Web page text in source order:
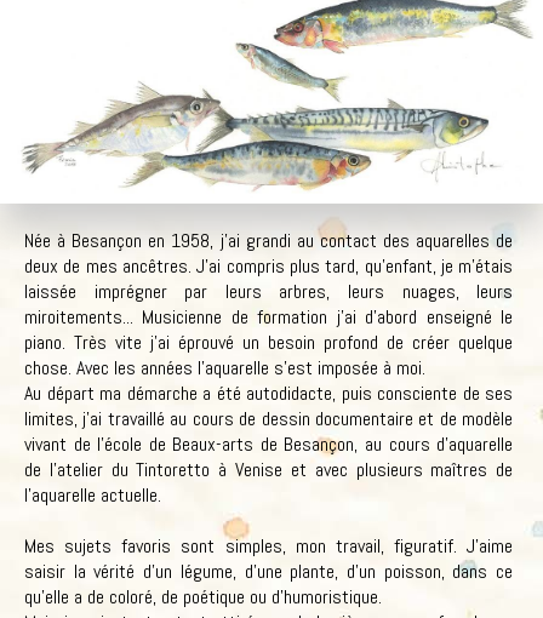
Née à Besançon en 1958, j'ai grandi au contact des aquarelles de
deux de mes ancêtres. J'ai compris plus tard, qu'enfant, je m'étais
laissée imprégner par leurs arbres, leurs nuages, leurs
miroitements... Musicienne de formation j'ai d'abord enseigné le
piano. Très vite j'ai éprouvé un besoin profond de créer quelque
chose. Avec les années l'aquarelle s'est imposée à moi.
Au départ ma démarche a été autodidacte, puis consciente de ses
limites, j'ai travaillé au cours de dessin documentaire et de modèle
vivant de l'école de Beaux-arts de Besançon, au cours d'aquarelle
de l'atelier du Tintoretto à Venise et avec plusieurs maîtres de
l'aquarelle actuelle.
Mes sujets favoris sont simples, mon travail, figuratif. J'aime
saisir la vérité d'un légume, d'une plante, d'un poisson, dans ce
qu'elle a de coloré, de poétique ou d'humoristique.